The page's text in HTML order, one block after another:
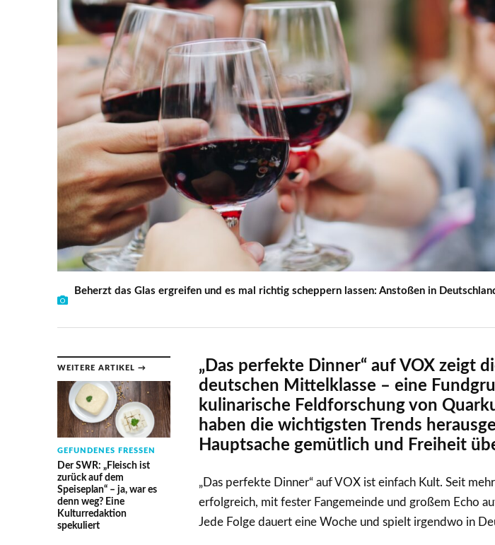
Beherzt das Glas ergreifen und es mal richtig scheppern lassen: Anstoßen in
WEITERE ARTIKEL →
GEFUNDENES FRESSEN
Der SWR: „Fleisch ist
zurück auf dem
Speiseplan“ – ja, war es
denn weg? Eine
Kulturredaktion
spekuliert
„Das perfekte Dinner“ auf VOX zeigt
deutschen Mittelklasse – eine
kulinarische Feldforschung von
haben die wichtigsten Trends
Hauptsache gemütlich und Freiheit
„Das perfekte Dinner“ auf VOX ist einfach Kult. Seit
erfolgreich, mit fester Fangemeinde und großem Echo
Jede Folge dauert eine Woche und spielt irgendwo in